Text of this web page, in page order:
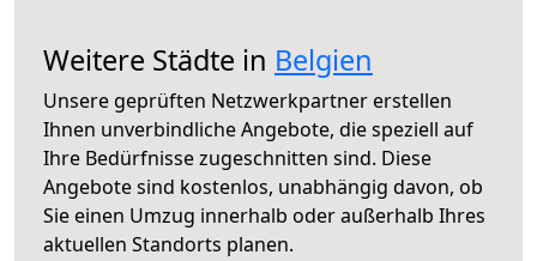
Weitere Städte in Belgien
Unsere geprüften Netzwerkpartner erstellen
Ihnen unverbindliche Angebote, die speziell auf
Ihre Bedürfnisse zugeschnitten sind. Diese
Angebote sind kostenlos, unabhängig davon, ob
Sie einen Umzug innerhalb oder außerhalb Ihres
aktuellen Standorts planen.